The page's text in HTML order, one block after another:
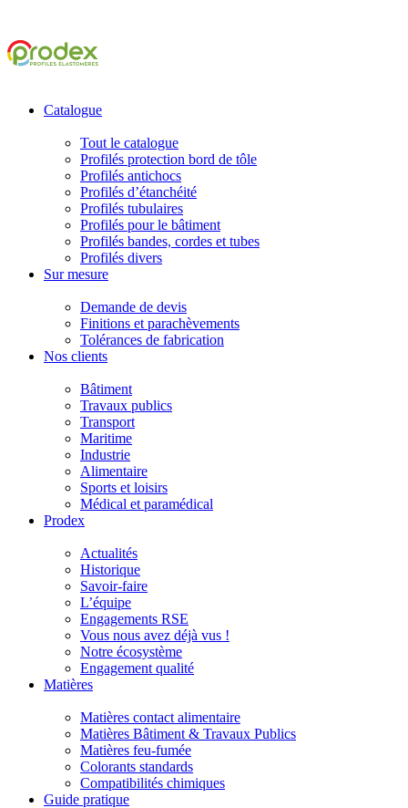
Catalogue
Tout le catalogue
Profilés protection bord de tôle
Profilés antichocs
Profilés d’étanchéité
Profilés tubulaires
Profilés pour le bâtiment
Profilés bandes, cordes et tubes
Profilés divers
Sur mesure
Demande de devis
Finitions et parachèvements
Tolérances de fabrication
Nos clients
Bâtiment
Travaux publics
Transport
Maritime
Industrie
Alimentaire
Sports et loisirs
Médical et paramédical
Prodex
Actualités
Historique
Savoir-faire
L’équipe
Engagements RSE
Vous nous avez déjà vus !
Notre écosystème
Engagement qualité
Matières
Matières contact alimentaire
Matières Bâtiment & Travaux Publics
Matières feu-fumée
Colorants standards
Compatibilités chimiques
Guide pratique